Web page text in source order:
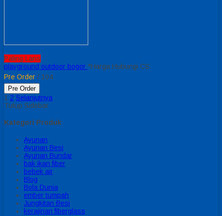
Paling Laris
playground outdoor bogor *Harga Hubungi CS
Pre Order / 104
Pre Order
1 2 Selanjutnya
Tutup Sidebar
Kategori Produk
Ayunan
Ayunan Besi
Ayunan Bundar
bak ikan fiber
bebek air
Blog
Bola Dunia
ember tumpah
Jungkitan Besi
kerajinan fiberglass